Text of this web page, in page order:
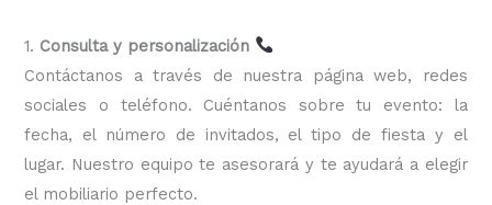
1. Consulta y personalización
Contáctanos a través de nuestra página web, redes
sociales o teléfono. Cuéntanos sobre tu evento: la
fecha, el número de invitados, el tipo de fiesta y el
lugar. Nuestro equipo te asesorará y te ayudará a elegir
el mobiliario perfecto.